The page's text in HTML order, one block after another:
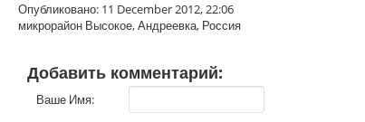
Опубликовано: 11 December 2012, 22:06
микрорайон Высокое, Андреевка, Россия
Добавить комментарий:
Ваше Имя: